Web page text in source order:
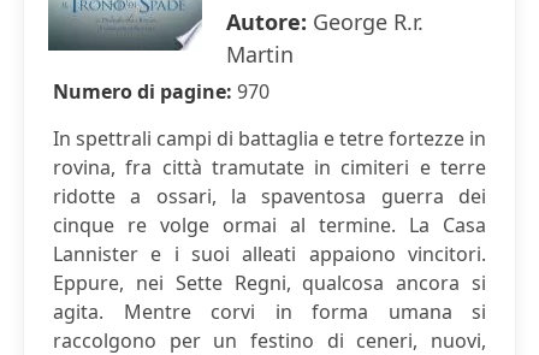
Autore: George R.r.
Martin
Numero di pagine: 970
In spettrali campi di battaglia e tetre fortezze in
rovina, fra città tramutate in cimiteri e terre
ridotte a ossari, la spaventosa guerra dei
cinque re volge ormai al termine. La Casa
Lannister e i suoi alleati appaiono vincitori.
Eppure, nei Sette Regni, qualcosa ancora si
agita. Mentre corvi in forma umana si
raccolgono per un festino di ceneri, nuovi,